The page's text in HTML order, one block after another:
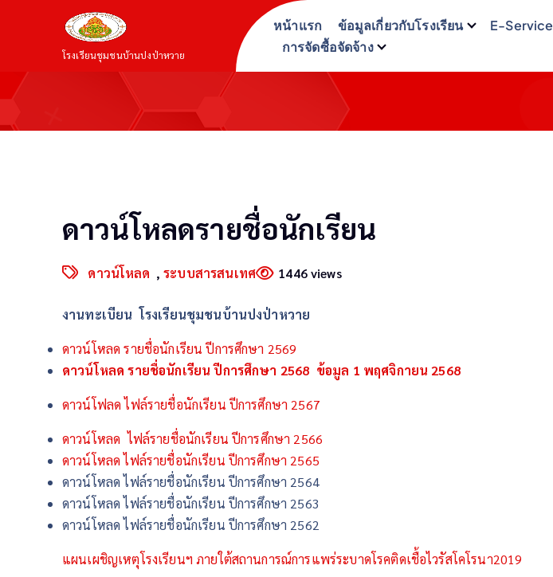
t
โรงเรียนชุมชนบ้านปงป่าหวาย
หน้าแรก ข้อมูลเกี่ยวกับโรงเรียน E-Service
การจัดซื้อจัดจ้าง
ดาวน์โหลดรายชื่อนักเรียน
ดาวน์โหลด ,ระบบสารสนเทศ 1446 views
งานทะเบียน โรงเรียนชุมชนบ้านปงป่าหวาย
ดาวน์โหลด รายชื่อนักเรียน ปีการศึกษา 2569
ดาวน์โหลด รายชื่อนักเรียน ปีการศึกษา 2568 ข้อมูล 1 พฤศจิกายน 2568
ดาวน์โฟลด ไฟล์รายชื่อนักเรียน ปีการศึกษา 2567
ดาวน์โหลด ไฟล์รายชื่อนักเรียน ปีการศึกษา 2566
ดาวน์โหลด ไฟล์รายชื่อนักเรียน ปีการศึกษา 2565
ดาวน์โหลด ไฟล์รายชื่อนักเรียน ปีการศึกษา 2564
ดาวน์โหลด ไฟล์รายชื่อนักเรียน ปีการศึกษา 2563
ดาวน์โหลด ไฟล์รายชื่อนักเรียน ปีการศึกษา 2562
แผนเผชิญเหตุโรงเรียนฯ ภายใต้สถานการณ์การแพร่ระบาดโรคติดเชื้อไวรัสโคโรนา2019